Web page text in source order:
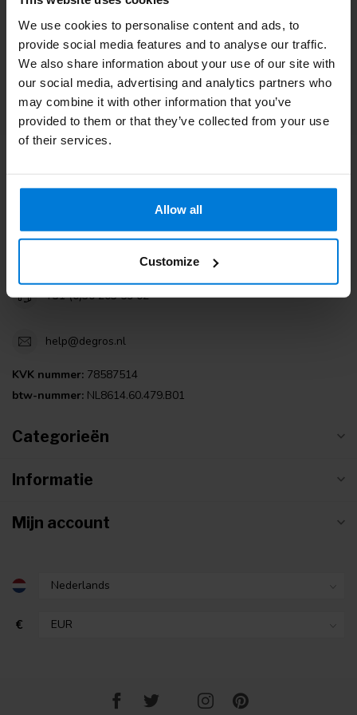
We use cookies to personalise content and ads, to
provide social media features and to analyse our traffic.
We also share information about your use of our site with
our social media, advertising and analytics partners who
may combine it with other information that you’ve
provided to them or that they’ve collected from your use
of their services.
Allow all
Customize
Klantenservice
Bekijk onze blogs
Degros
3821AJ Amersfoort
+31 (0)30 203 59 02
help@degros.nl
KVK nummer: 78587514
btw-nummer: NL8614.60.479.B01
Categorieën
Informatie
Mijn account
€